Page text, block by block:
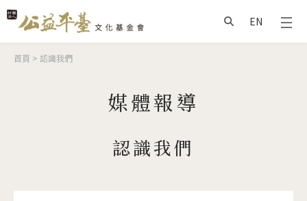
搜尋
EN
您在這裡
首頁 > 認識我們
媒體報導
認識我們